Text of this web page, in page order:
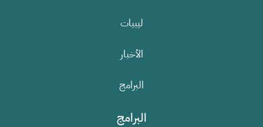
ليبيات
الأخبار
البرامج
البرامج